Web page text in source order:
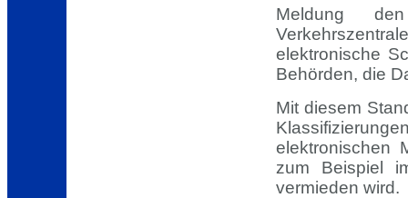
Meldung
elektronische
Behörden, die
Mit diesem
elektronischen
zum Beispiel
vermieden wird.